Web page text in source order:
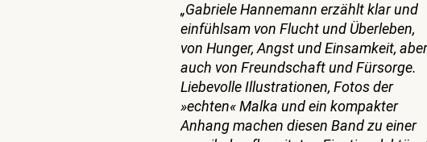
„Gabriele Hannemann erzählt klar und
einfühlsam von Flucht und Überleben,
von Hunger, Angst und Einsamkeit,
auch von Freundschaft und Fürsorge.
Liebevolle Illustrationen, Fotos der
»echten« Malka und ein kompakter
Anhang machen diesen Band zu einer